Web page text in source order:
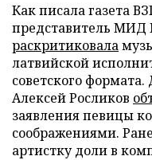
Как писала газета
представитель МИД
раскритиковала
латвийской
советского
Алексей Росликов
заявления певицы
соображениями.
артистку доли в